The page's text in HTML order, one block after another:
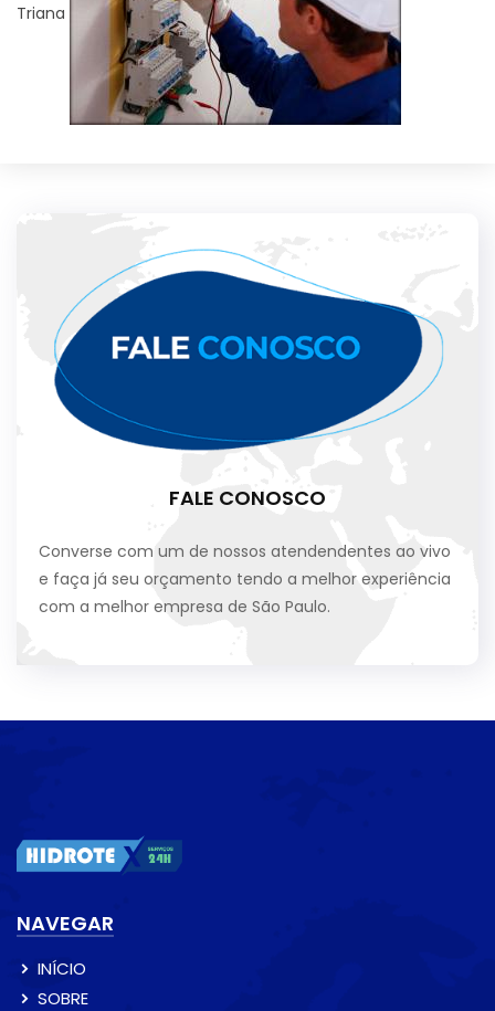
Triana
FALE CONOSCO
Converse com um de nossos atendendentes ao vivo
e faça já seu orçamento tendo a melhor experiência
com a melhor empresa de São Paulo.
NAVEGAR
INÍCIO
SOBRE